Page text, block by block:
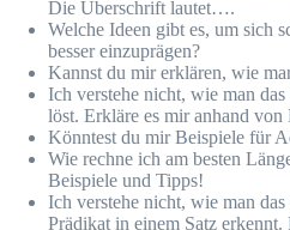
Die Überschrift lautet….
Welche Ideen gibt es, um sich
besser einzuprägen?
Kannst du mir erklären, wie
Ich verstehe nicht, wie man
löst. Erkläre es mir anhand von
Könntest du mir Beispiele für
Wie rechne ich am besten
Beispiele und Tipps!
Ich verstehe nicht, wie man
Prädikat in einem Satz erkennt.